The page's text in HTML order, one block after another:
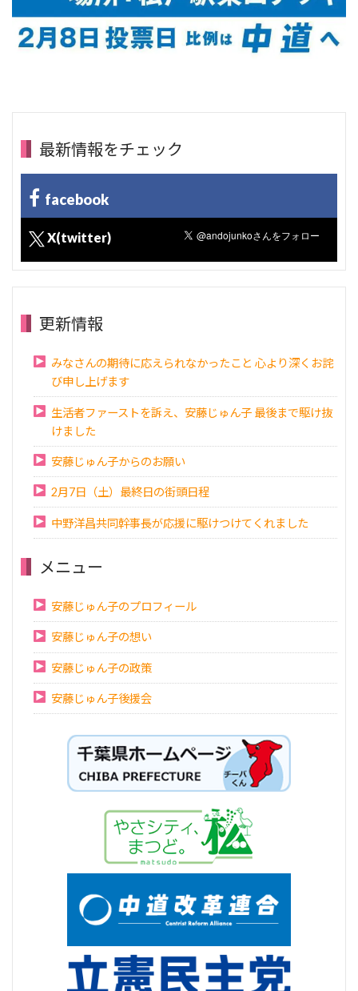
最新情報をチェック
facebook
X(twitter)
更新情報
みなさんの期待に応えられなかったこと 心より深くお詫
び申し上げます
生活者ファーストを訴え、安藤じゅん子 最後まで駆け抜
けました
安藤じゅん子からのお願い
2月7日（土）最終日の街頭日程
中野洋昌共同幹事長が応援に駆けつけてくれました
メニュー
安藤じゅん子のプロフィール
安藤じゅん子の想い
安藤じゅん子の政策
安藤じゅん子後援会